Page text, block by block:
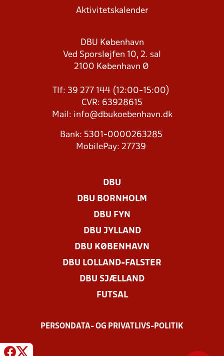
Aktivitetskalender
DBU København
Ved Sporsløjfen 10, 2. sal
2100 København Ø
Tlf: 39 277 144 (12:00-15:00)
CVR: 63928615
Mail: info@dbukoebenhavn.dk
Bank: 5301-0000263285
MobilePay: 27739
DBU
DBU BORNHOLM
DBU FYN
DBU JYLLAND
DBU KØBENHAVN
DBU LOLLAND-FALSTER
DBU SJÆLLAND
FUTSAL
PERSONDATA- OG PRIVATLIVS-POLITIK